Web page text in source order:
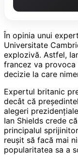
În opinia unui
Universitate
explozivă. Astfel,
francez va provoca
decizie la care
Expertul britanic
decât că
alegeri
Ian Shields crede
principalul
reușit să facă mai
popularitatea sa a